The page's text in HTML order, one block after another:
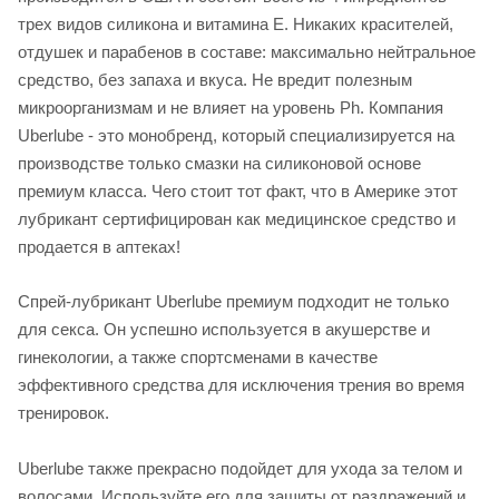
трех видов силикона и витамина Е. Никаких красителей,
отдушек и парабенов в составе: максимально нейтральное
средство, без запаха и вкуса. Не вредит полезным
микроорганизмам и не влияет на уровень Ph. Компания
Uberlube - это монобренд, который специализируется на
производстве только смазки на силиконовой основе
премиум класса. Чего стоит тот факт, что в Америке этот
лубрикант сертифицирован как медицинское средство и
продается в аптеках!
Спрей-лубрикант Uberlube премиум подходит не только
для секса. Он успешно используется в акушерстве и
гинекологии, а также спортсменами в качестве
эффективного средства для исключения трения во время
тренировок.
Uberlube также прекрасно подойдет для ухода за телом и